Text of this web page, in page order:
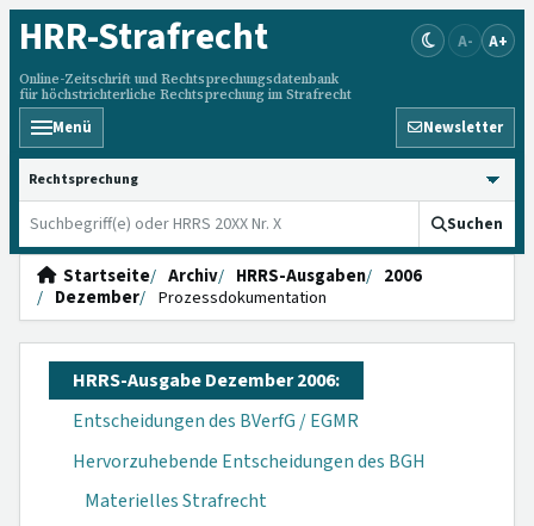
HRR-Strafrecht
Online-Zeitschrift und Rechtsprechungsdatenbank
für höchstrichterliche Rechtsprechung im Strafrecht
A- A+
Menü Newsletter
HRRS durchsuchen
Suchen
Startseite Archiv HRRS-Ausgaben
2006
Dezember
Prozessdokumentation
HRRS-Ausgabe Dezember 2006:
Entscheidungen des BVerfG / EGMR
Hervorzuhebende Entscheidungen des BGH
Materielles Strafrecht